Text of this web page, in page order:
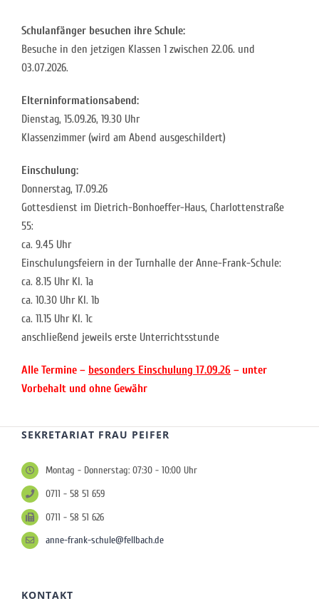
Schulanfänger besuchen ihre Schule:
Besuche in den jetzigen Klassen 1 zwischen 22.06. und
03.07.2026.
Elterninformationsabend:
Dienstag, 15.09.26, 19.30 Uhr
Klassenzimmer (wird am Abend ausgeschildert)
Einschulung:
Donnerstag, 17.09.26
Gottesdienst im Dietrich-Bonhoeffer-Haus, Charlottenstraße
55:
ca. 9.45 Uhr
Einschulungsfeiern in der Turnhalle der Anne-Frank-Schule:
ca. 8.15 Uhr Kl. 1a
ca. 10.30 Uhr Kl. 1b
ca. 11.15 Uhr Kl. 1c
anschließend jeweils erste Unterrichtsstunde
Alle Termine – besonders Einschulung 17.09.26 – unter
Vorbehalt und ohne Gewähr
SEKRETARIAT FRAU PEIFER
Montag - Donnerstag: 07:30 - 10:00 Uhr
0711 - 58 51 659
0711 - 58 51 626
anne-frank-schule@fellbach.de
KONTAKT